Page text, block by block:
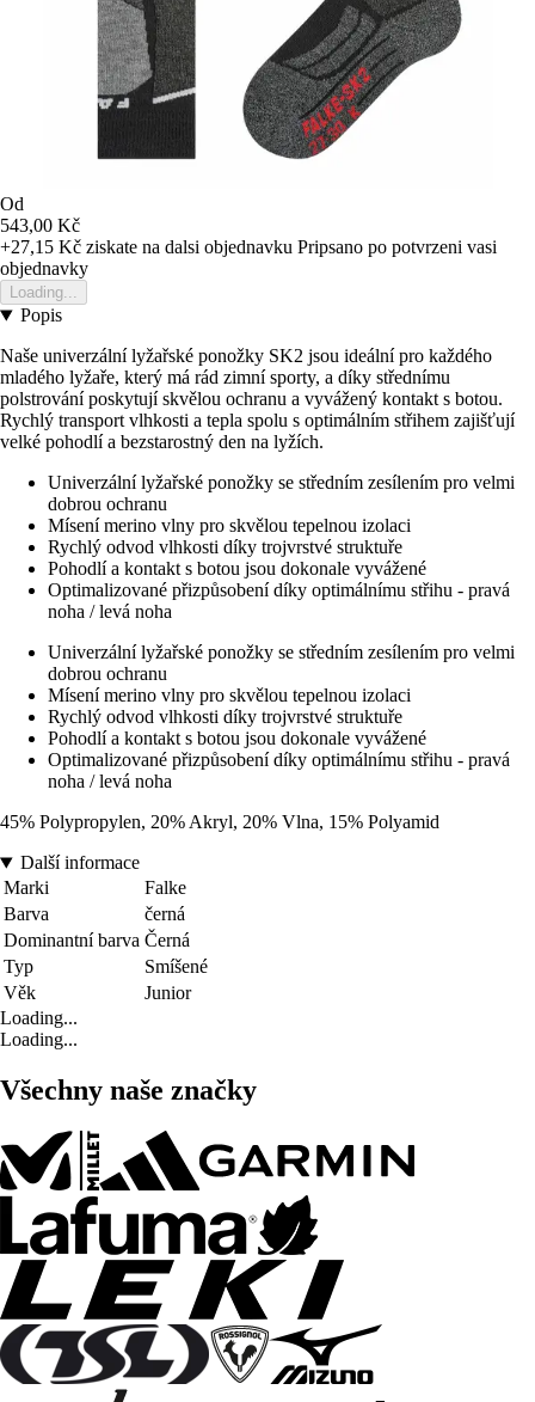
Od
543,00 Kč
+27,15 Kč ziskate na dalsi objednavku Pripsano po potvrzeni vasi
objednavky
Loading...
Popis
Naše univerzální lyžařské ponožky SK2 jsou ideální pro každého
mladého lyžaře, který má rád zimní sporty, a díky střednímu
polstrování poskytují skvělou ochranu a vyvážený kontakt s botou.
Rychlý transport vlhkosti a tepla spolu s optimálním střihem zajišťují
velké pohodlí a bezstarostný den na lyžích.
Univerzální lyžařské ponožky se středním zesílením pro velmi
dobrou ochranu
Mísení merino vlny pro skvělou tepelnou izolaci
Rychlý odvod vlhkosti díky trojvrstvé struktuře
Pohodlí a kontakt s botou jsou dokonale vyvážené
Optimalizované přizpůsobení díky optimálnímu střihu - pravá
noha / levá noha
Univerzální lyžařské ponožky se středním zesílením pro velmi
dobrou ochranu
Mísení merino vlny pro skvělou tepelnou izolaci
Rychlý odvod vlhkosti díky trojvrstvé struktuře
Pohodlí a kontakt s botou jsou dokonale vyvážené
Optimalizované přizpůsobení díky optimálnímu střihu - pravá
noha / levá noha
45% Polypropylen, 20% Akryl, 20% Vlna, 15% Polyamid
Další informace
Marki
Falke
Barva
černá
Dominantní barva Černá
Typ
Smíšené
Věk
Junior
Loading...
Loading...
Všechny naše značky